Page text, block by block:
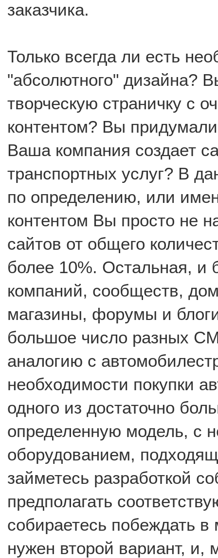
заказчика.
Только всегда ли есть
"абсолютного" дизайна?
творческую страничку с
контентом? Вы
Ваша компания создает
транспортных услуг? В
по определению, или
контентом Вы просто не
сайтов от общего
более 10%. Остальная, и
компаний, сообществ,
магазины, форумы и
большое число разных
аналогию с
необходимости покупки
одного из достаточно
определенную модель, с
оборудованием,
займетесь разработкой
предполагать
собираетесь побеждать
нужен второй вариант, и,